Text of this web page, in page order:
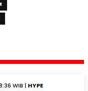
WIB | HYPE